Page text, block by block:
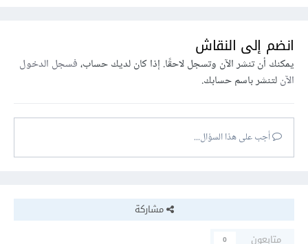
انضم إلى النقاش
يمكنك أن تنشر الآن وتسجل لاحقًا. إذا كان لديك حساب،فسجل الدخول
الآنلتنشر باسم حسابك.
أجب على هذا السؤال...
مشاركة
متابعون
0